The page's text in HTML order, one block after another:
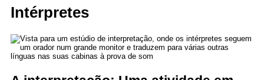
Estações de intercomunicação /
microfones de secretária
Notícias
Gabinetes técnicos de planeamento
Empresa de TI
Intérpretes